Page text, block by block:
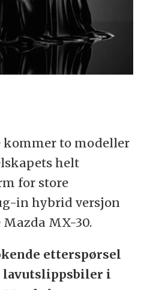
kommer to modeller
helt
for store
in hybrid versjon
Mazda MX-30.
etterspørsel
i